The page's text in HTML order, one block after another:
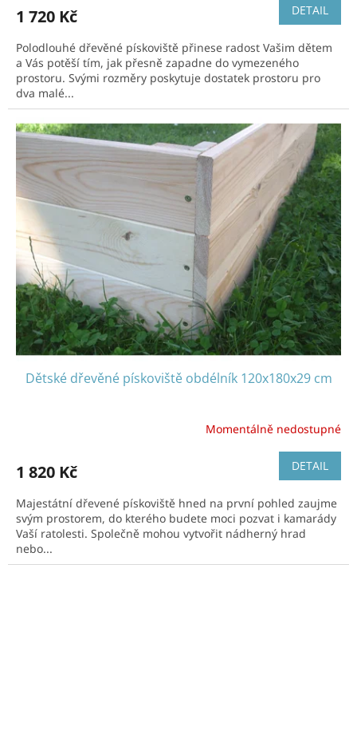
1 720 Kč DETAIL
Polodlouhé dřevěné pískoviště přinese radost Vašim dětem
a Vás potěší tím, jak přesně zapadne do vymezeného
prostoru. Svými rozměry poskytuje dostatek prostoru pro
dva malé...
Dětské dřevěné pískoviště obdélník 120x180x29 cm
Momentálně nedostupné
1 820 Kč DETAIL
Majestátní dřevené pískoviště hned na první pohled zaujme
svým prostorem, do kterého budete moci pozvat i kamarády
Vaší ratolesti. Společně mohou vytvořit nádherný hrad
nebo...